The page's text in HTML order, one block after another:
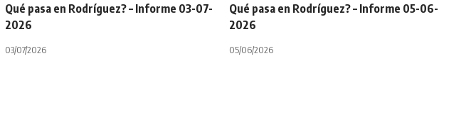
Qué pasa en Rodríguez? – Informe 03-07-
2026
03/07/2026
Qué pasa en Rodríguez? – Informe 05-06-
2026
05/06/2026